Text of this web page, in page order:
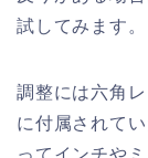
試してみます。
調整には六角
に付属されて
ってインチや